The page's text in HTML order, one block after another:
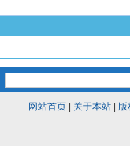
网站首页| 关于本站| 版